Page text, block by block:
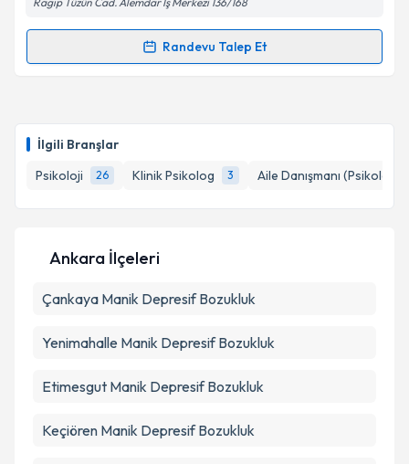
İlgili Branşlar
Psikoloji
26 Klinik Psikolog 3 Aile Danışmanı (Psikolog)
Metni'ni okudum ve kişisel verilerimin belirtilen
kapsamda işlenmesini kabul ediyorum.
Randevu Talep Et
Randevu Takvimi Talebi
takvim hazırlandığında e-posta ile bilgilendireceğiz.
E-posta Adresiniz
Metni'ni okudum ve kişisel verilerimin belirtilen
Ankara İlçeleri
Çankaya Manik Depresif Bozukluk
Yenimahalle Manik Depresif Bozukluk
Etimesgut Manik Depresif Bozukluk
Keçiören Manik Depresif Bozukluk